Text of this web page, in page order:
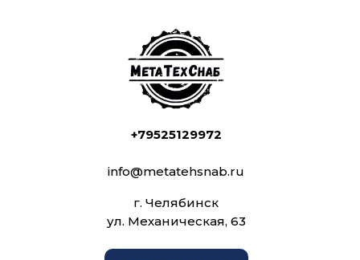
+79525129972
info@metatehsnab.ru
г. Челябинск
ул. Механическая, 63